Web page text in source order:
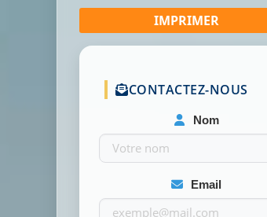
CONTACTEZ-NOUS
Nom
Email